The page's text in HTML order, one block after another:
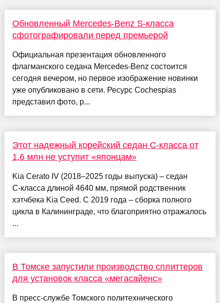
Обновленный Mercedes-Benz S-класса
сфотографировали перед премьерой
Официальная презентация обновленного
флагманского седана Mercedes-Benz состоится
сегодня вечером, но первое изображение новинки
уже опубликовано в сети. Ресурс Cochespias
представил фото, р...
Этот надежный корейский седан С‑класса от
1,6 млн не уступит «японцам»
Kia Cerato IV (2018–2025 годы выпуска) – седан
С‑класса длиной 4640 мм, прямой родственник
хэтчбека Kia Ceed. С 2019 года – сборка полного
цикла в Калининграде, что благоприятно отражалось
...
В Томске запустили производство сплиттеров
для установок класса «мегасайенс»
В пресс-службе Томского политехнического